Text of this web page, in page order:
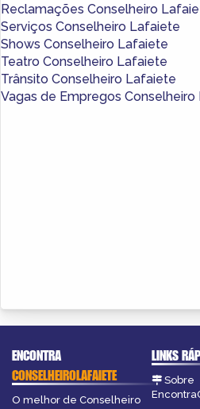
Reclamações Conselheiro
Serviços Conselheiro Lafaiete
Shows Conselheiro Lafaiete
Teatro Conselheiro Lafaiete
Trânsito Conselheiro Lafaiete
Vagas de Empregos
ENCONTRA
CONSELHEIROLAFAIETE
O melhor de Conselheiro
LINKS
Sobre